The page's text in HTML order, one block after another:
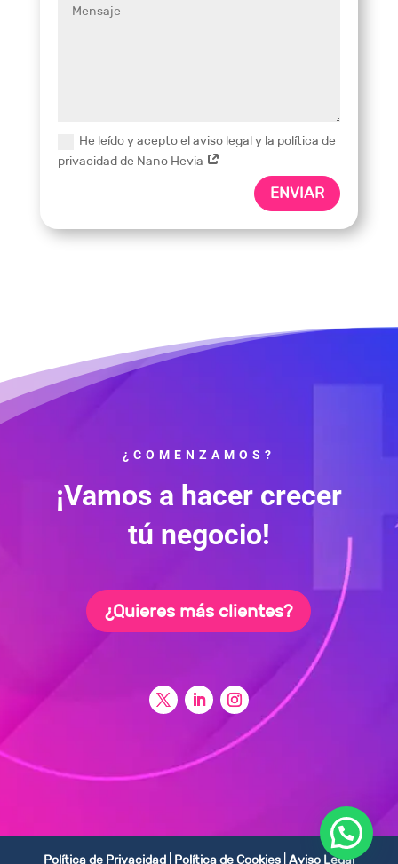
He leído y acepto el aviso legal y la política de
privacidad de Nano Hevia
ENVIAR
¿COMENZAMOS?
¡Vamos a hacer crecer
tú negocio!
¿Quieres más clientes?
Política de Privacidad| Política de Cookies| Aviso Legal